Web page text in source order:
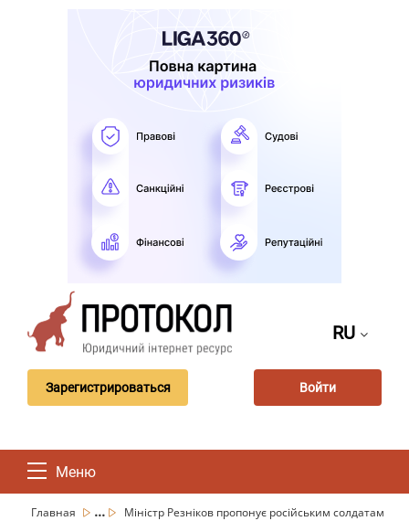
RU
Зарегистрироваться Войти
Меню
Главная ...
Міністр Резніков пропонує російським солдатам